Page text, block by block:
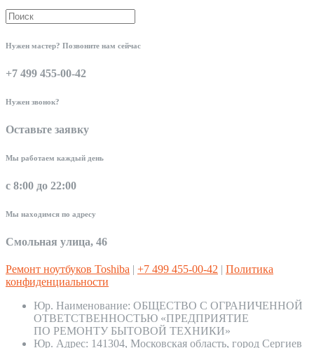
Нужен мастер? Позвоните нам сейчас
+7 499 455-00-42
Нужен звонок?
Оставьте заявку
Мы работаем каждый день
с 8:00 до 22:00
Мы находимся по адресу
Смольная улица, 46
Ремонт ноутбуков Toshiba | +7 499 455-00-42 | Политика
конфиденциальности
Юр. Наименование: ОБЩЕСТВО С ОГРАНИЧЕННОЙ
ОТВЕТСТВЕННОСТЬЮ «ПРЕДПРИЯТИЕ
ПО РЕМОНТУ БЫТОВОЙ ТЕХНИКИ»
Юр. Адрес: 141304, Московская область, город Сергиев